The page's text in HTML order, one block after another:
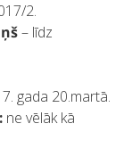
2.
– līdz
gada 20.martā.
ne vēlāk kā